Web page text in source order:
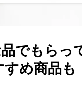
品でもら
め商品